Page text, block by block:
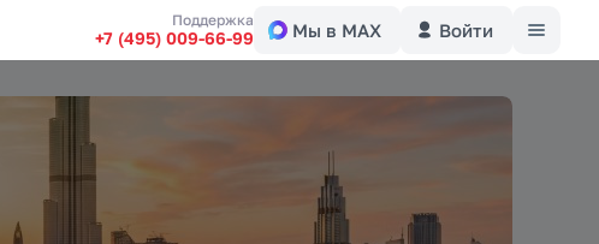
Поддержка
+7 (495) 009-66-99 Мы в MAX Войти